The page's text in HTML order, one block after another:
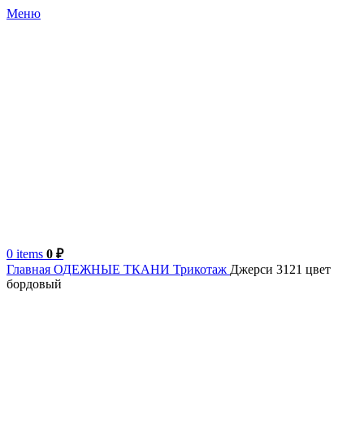
Меню
0 items 0 ₽
Главная ОДЕЖНЫЕ ТКАНИ Трикотаж Джерси 3121 цвет
бордовый